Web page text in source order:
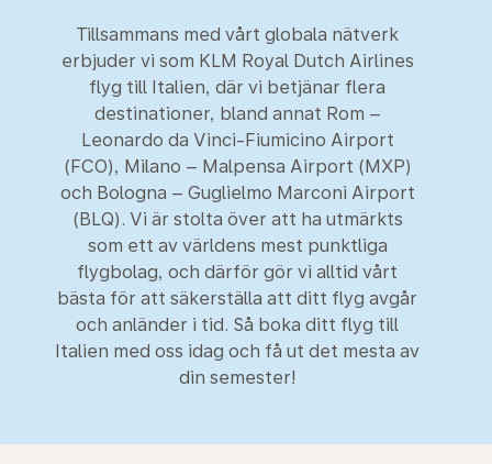
Tillsammans med vårt globala nätverk
erbjuder vi som KLM Royal Dutch Airlines
flyg till Italien, där vi betjänar flera
destinationer, bland annat Rom –
Leonardo da Vinci-Fiumicino Airport
(FCO), Milano – Malpensa Airport (MXP)
och Bologna – Guglielmo Marconi Airport
(BLQ). Vi är stolta över att ha utmärkts
som ett av världens mest punktliga
flygbolag, och därför gör vi alltid vårt
bästa för att säkerställa att ditt flyg avgår
och anländer i tid. Så boka ditt flyg till
Italien med oss idag och få ut det mesta av
din semester!